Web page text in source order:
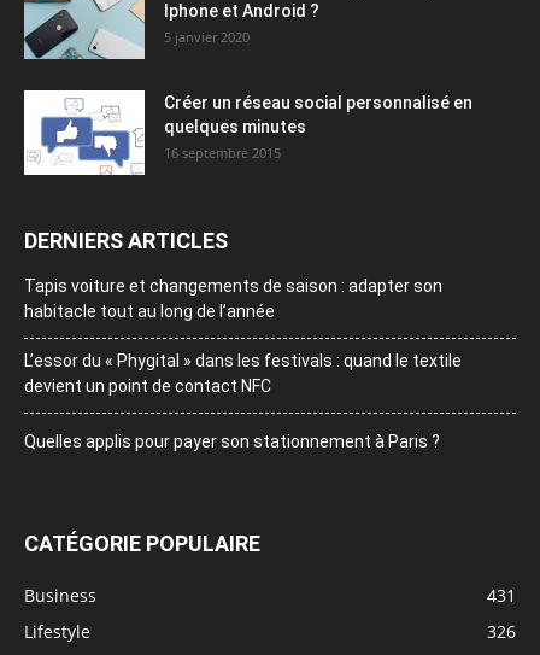
Iphone et Android ?
5 janvier 2020
Créer un réseau social personnalisé en
quelques minutes
16 septembre 2015
DERNIERS ARTICLES
Tapis voiture et changements de saison : adapter son
habitacle tout au long de l’année
L’essor du « Phygital » dans les festivals : quand le textile
devient un point de contact NFC
Quelles applis pour payer son stationnement à Paris ?
CATÉGORIE POPULAIRE
Business
431
Lifestyle
326